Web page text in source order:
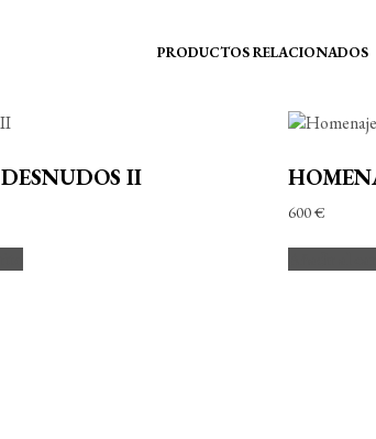
PRODUCTOS RELACIONADOS
DESNUDOS II
600€